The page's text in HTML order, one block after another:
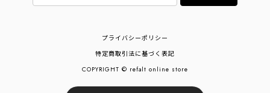
プライバシーポリシー
特定商取引法に基づく表記
COPYRIGHT © refalt online store